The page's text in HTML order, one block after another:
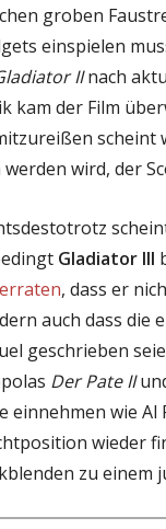
groben
einspielen
IInach
kam der Film
scheint
werden wird, der
Gladiator III
, dass er
auch dass die
geschrieben
Der Pate II
einnehmen wie
wieder
zu einem